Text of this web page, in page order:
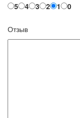
5 4 3 2 1 0
Отзыв